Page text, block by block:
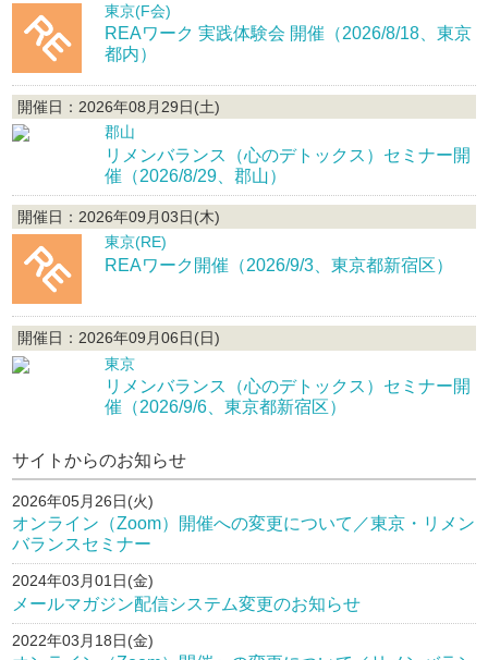
東京(F会)
REAワーク 実践体験会 開催（2026/8/18、東京
都内）
開催日：2026年08月29日(土)
郡山
リメンバランス（心のデトックス）セミナー開
催（2026/8/29、郡山）
開催日：2026年09月03日(木)
東京(RE)
REAワーク開催（2026/9/3、東京都新宿区）
開催日：2026年09月06日(日)
東京
リメンバランス（心のデトックス）セミナー開
催（2026/9/6、東京都新宿区）
サイトからのお知らせ
2026年05月26日(火)
オンライン（Zoom）開催への変更について／東京・リメン
バランスセミナー
2024年03月01日(金)
メールマガジン配信システム変更のお知らせ
2022年03月18日(金)